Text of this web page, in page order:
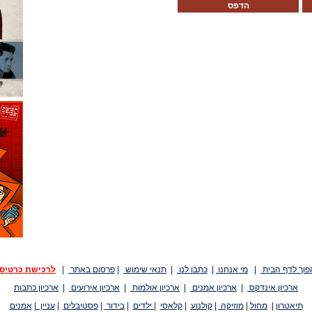
הדפס
לדף הבית מי אנחנו כתבו לנו תנאי שימוש פרסום באתר
לרכישת
ארכיון אינדקס
ארכיון אמנים ארכיון אולמות ארכיון אירועים
ארכיון כתבות
תיאטרון
|מחול |מוזיקה |קולנוע |קלאסי ילדים |בידור |פסטיבלים |עניין |אמנים